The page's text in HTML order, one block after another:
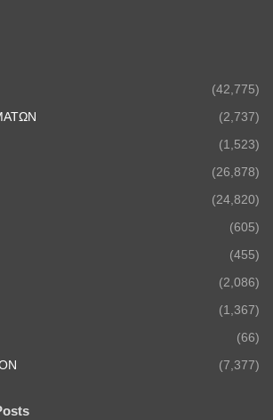
(42,775)
(2,737)
(1,523)
(26,878)
(24,820)
(605)
(455)
(2,086)
(1,367)
(66)
(7,377)